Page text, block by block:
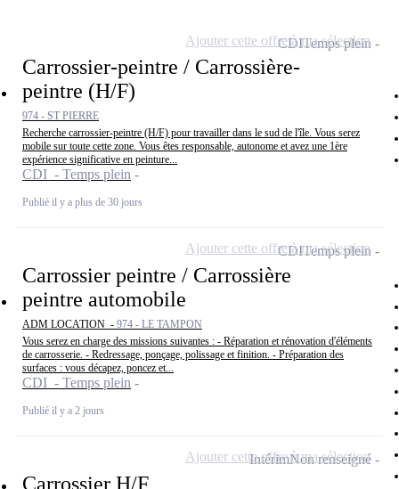
Carrossier-peintre / Carrossière-
peintre (H/F)
974 - ST PIERRE
Recherche carrossier-peintre (H/F) pour travailler dans le sud de l'île. Vous serez
mobile sur toute cette zone. Vous êtes responsable, autonome et avez une 1ère
expérience significative en peinture...
CDI - Temps plein
Publié il y a plus de 30 jours
CDITemps plein
Ajouter cette offre à ma sélection
Carrossier peintre / Carrossière
peintre automobile
ADM LOCATION - 974 - LE TAMPON
Vous serez en charge des missions suivantes : - Réparation et rénovation d'éléments
de carrosserie. - Redressage, ponçage, polissage et finition. - Préparation des
surfaces : vous décapez, poncez et...
CDI - Temps plein
Publié il y a 2 jours
CDITemps plein
Ajouter cette offre à ma sélection
Carrossier H/F
IntérimNon renseigné
Ajouter cette offre à ma sélection